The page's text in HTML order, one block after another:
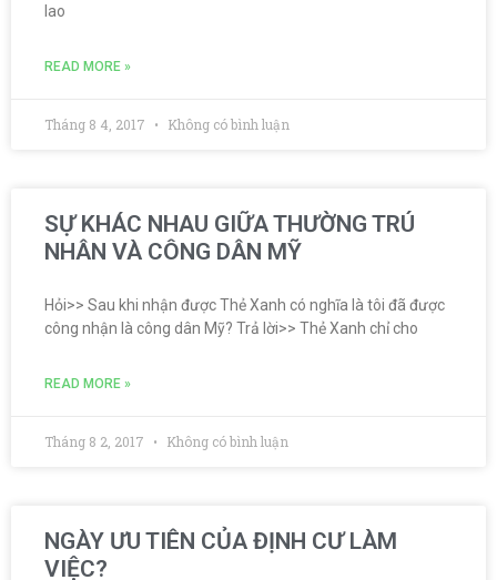
lao
READ MORE »
Tháng 8 4, 2017 Không có bình luận
SỰ KHÁC NHAU GIỮA THƯỜNG TRÚ
NHÂN VÀ CÔNG DÂN MỸ
Hỏi>> Sau khi nhận được Thẻ Xanh có nghĩa là tôi đã được
công nhận là công dân Mỹ? Trả lời>> Thẻ Xanh chỉ cho
READ MORE »
Tháng 8 2, 2017 Không có bình luận
NGÀY ƯU TIÊN CỦA ĐỊNH CƯ LÀM
VIỆC?